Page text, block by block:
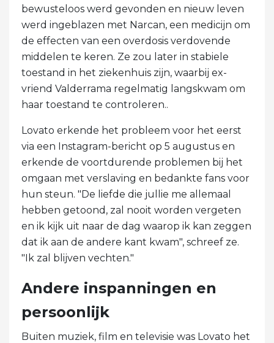
bewusteloos werd gevonden en nieuw leven
werd ingeblazen met Narcan, een medicijn om
de effecten van een overdosis verdovende
middelen te keren. Ze zou later in stabiele
toestand in het ziekenhuis zijn, waarbij ex-
vriend Valderrama regelmatig langskwam om
haar toestand te controleren..
Lovato erkende het probleem voor het eerst
via een Instagram-bericht op 5 augustus en
erkende de voortdurende problemen bij het
omgaan met verslaving en bedankte fans voor
hun steun. "De liefde die jullie me allemaal
hebben getoond, zal nooit worden vergeten
en ik kijk uit naar de dag waarop ik kan zeggen
dat ik aan de andere kant kwam", schreef ze.
"Ik zal blijven vechten."
Andere inspanningen en
persoonlijk
Buiten muziek, film en televisie was Lovato het